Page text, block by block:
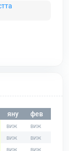
яну фев